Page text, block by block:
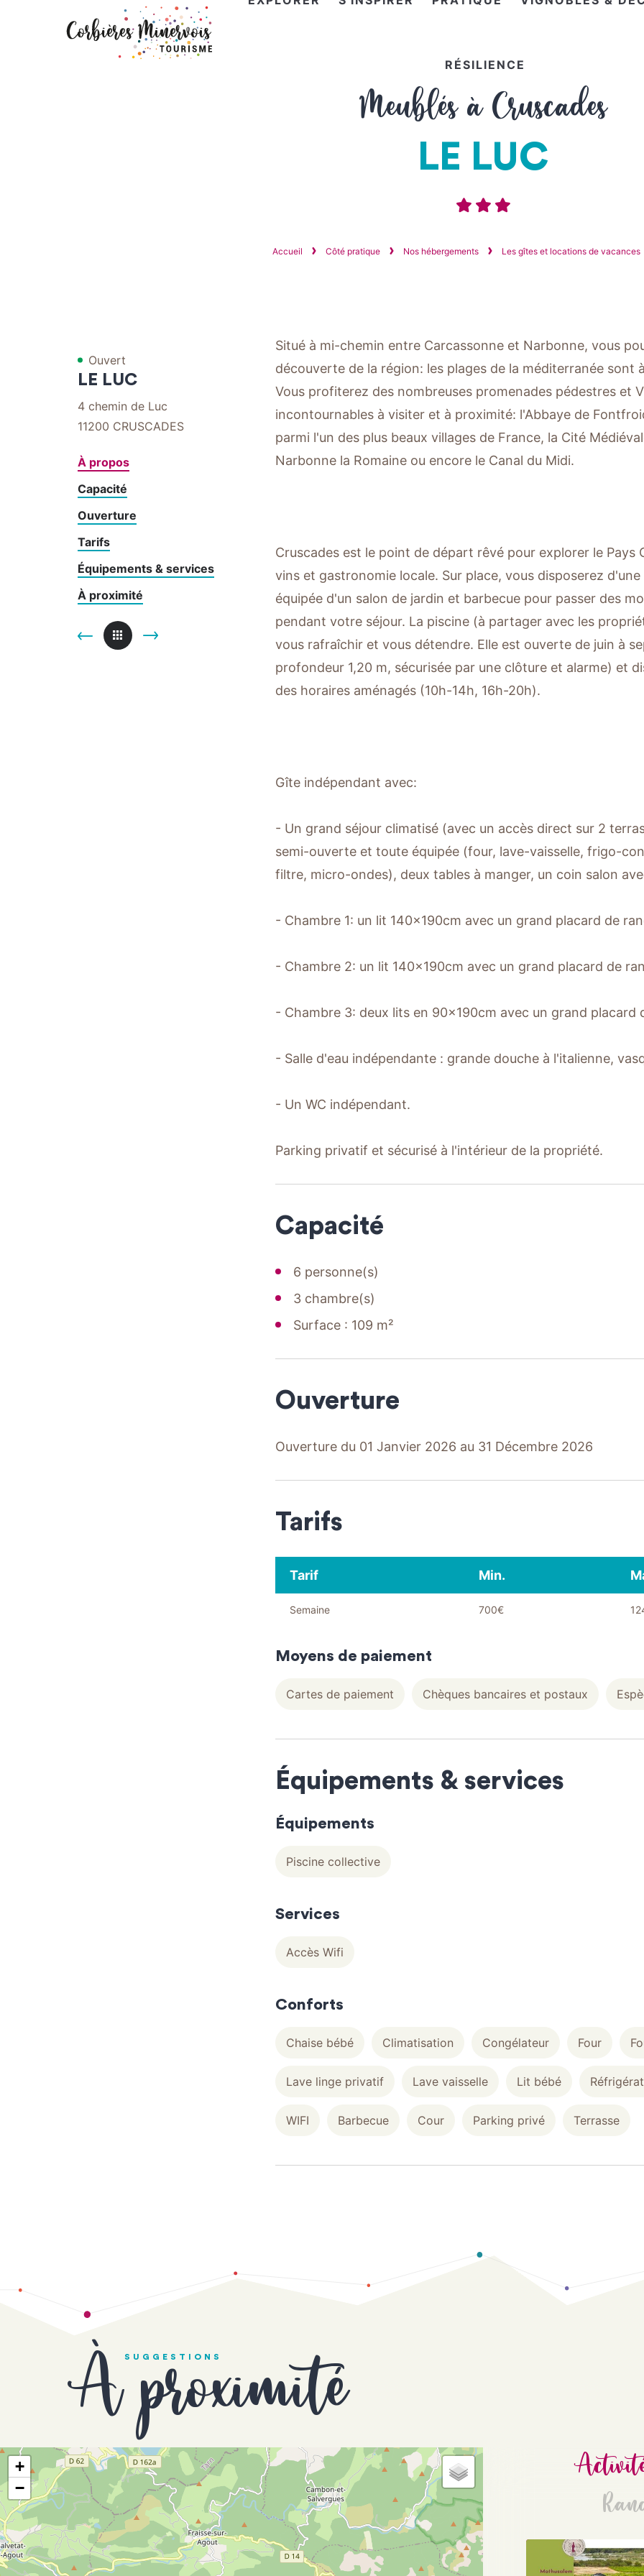
RÉSILIENCE
Meublés à Cruscades
LE LUC
Accueil Côté pratique Nos hébergements Les gîtes et locations de vacances
Ouvert
LE LUC
4 chemin de Luc
11200 CRUSCADES
À propos
Capacité
Ouverture
Tarifs
Équipements & services
À proximité
Situé à mi-chemin entre Carcassonne et Narbonne, vous
découverte de la région: les plages de la méditerranée sont
Vous profiterez des nombreuses promenades pédestres et
incontournables à visiter et à proximité: l'Abbaye de
parmi l'un des plus beaux villages de France, la Cité
Narbonne la Romaine ou encore le Canal du Midi.
Cruscades est le point de départ rêvé pour explorer le Pays
vins et gastronomie locale. Sur place, vous disposerez
équipée d'un salon de jardin et barbecue pour passer des
pendant votre séjour. La piscine (à partager avec les
vous rafraîchir et vous détendre. Elle est ouverte de juin à
profondeur 1,20 m, sécurisée par une clôture et alarme) et
des horaires aménagés (10h-14h, 16h-20h).
Gîte indépendant avec:
- Un grand séjour climatisé (avec un accès direct sur 2
semi-ouverte et toute équipée (four, lave-vaisselle, frigo-
filtre, micro-ondes), deux tables à manger, un coin salon
- Chambre 1: un lit 140x190cm avec un grand placard de
- Chambre 2: un lit 140x190cm avec un grand placard de
- Chambre 3: deux lits en 90x190cm avec un grand placard
- Salle d'eau indépendante : grande douche à l'italienne,
- Un WC indépendant.
Parking privatif et sécurisé à l'intérieur de la propriété.
Capacité
6 personne(s)
3 chambre(s)
Surface : 109 m²
Ouverture
Ouverture du 01 Janvier 2026 au 31 Décembre 2026
Tarifs
Tarif Min.
Semaine 700€
Moyens de paiement
Cartes de paiement Chèques bancaires et postaux
Équipements & services
Équipements
Piscine collective
Services
Accès Wifi
Conforts
Chaise bébé Climatisation Congélateur Four
Lave linge privatif Lave vaisselle Lit bébé
WIFI Barbecue Cour Parking privé Terrasse
SUGGESTIONS
À proximité
+
−